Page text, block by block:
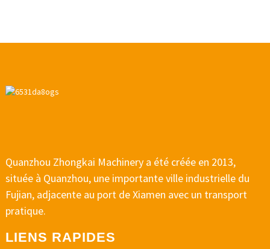
Quanzhou Zhongkai Machinery a été créée en 2013,
située à Quanzhou, une importante ville industrielle du
Fujian, adjacente au port de Xiamen avec un transport
pratique.
LIENS RAPIDES